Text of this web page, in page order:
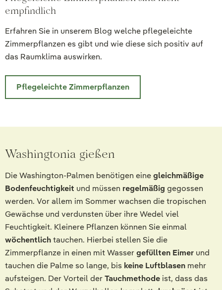
empfindlich
Erfahren Sie in unserem Blog welche pflegeleichte
Zimmerpflanzen es gibt und wie diese sich positiv auf
das Raumklima auswirken.
Pflegeleichte Zimmerpflanzen
Washingtonia gießen
Die Washington-Palmen benötigen einegleichmäßige
Bodenfeuchtigkeit und müssen regelmäßig gegossen
werden. Vor allem im Sommer wachsen die tropischen
Gewächse und verdunsten über ihre Wedel viel
Feuchtigkeit. Kleinere Pflanzen können Sie einmal
wöchentlichtauchen. Hierbei stellen Sie die
Zimmerpflanze in einen mit Wassergefüllten Eimer und
tauchen die Palme so lange, bis keine Luftblasen mehr
aufsteigen. Der Vorteil derTauchmethode ist, dass das